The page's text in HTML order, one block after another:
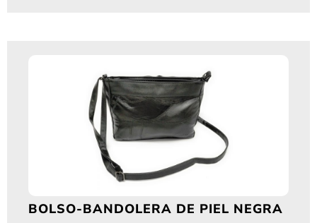
BOLSO-BANDOLERA DE PIEL NEGRA